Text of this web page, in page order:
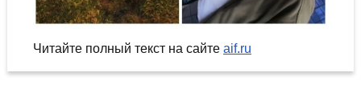
Читайте полный текст на сайте aif.ru